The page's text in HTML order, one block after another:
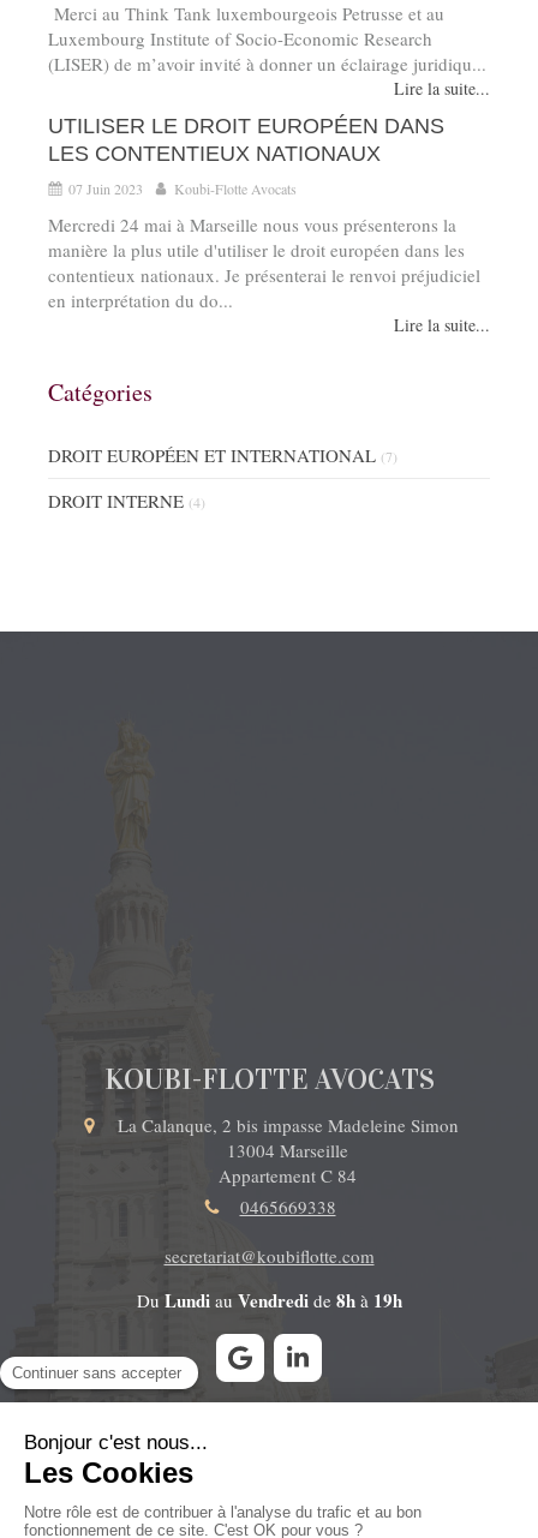
Merci au Think Tank luxembourgeois Petrusse et au
Luxembourg Institute of Socio-Economic Research
(LISER) de m’avoir invité à donner un éclairage juridiqu...
Lire la suite...
UTILISER LE DROIT EUROPÉEN DANS
LES CONTENTIEUX NATIONAUX
07 Juin 2023 Koubi-Flotte Avocats
Mercredi 24 mai à Marseille nous vous présenterons la
manière la plus utile d'utiliser le droit européen dans les
contentieux nationaux. Je présenterai le renvoi préjudiciel
en interprétation du do...
Lire la suite...
Catégories
DROIT EUROPÉEN ET INTERNATIONAL (7)
DROIT INTERNE (4)
KOUBI-FLOTTE AVOCATS
La Calanque, 2 bis impasse Madeleine Simon
13004 Marseille
Appartement C 84
0465669338
secretariat@koubiflotte.com
Du Lundi au Vendredi de 8hà 19h
Mentions légales